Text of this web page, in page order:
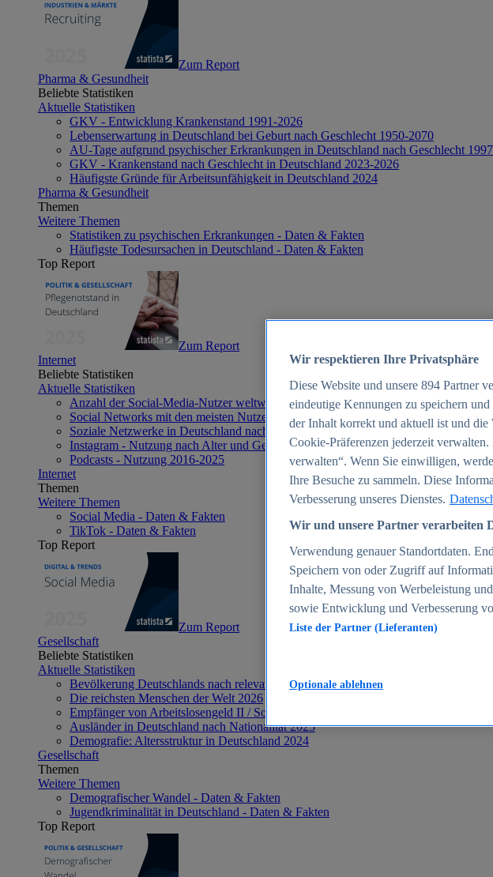
Zum Report
Pharma & Gesundheit
Beliebte Statistiken
Aktuelle Statistiken
GKV - Entwicklung Krankenstand 1991-2026
Lebenserwartung in Deutschland bei Geburt nach Geschlecht 1950-2070
AU-Tage aufgrund psychischer Erkrankungen in Deutschland nach Geschlecht
GKV - Krankenstand nach Geschlecht in Deutschland 2023-2026
Häufigste Gründe für Arbeitsunfähigkeit in Deutschland 2024
Pharma & Gesundheit
Themen
Weitere Themen
Statistiken zu psychischen Erkrankungen - Daten & Fakten
Häufigste Todesursachen in Deutschland - Daten & Fakten
Top Report
Zum Report
Internet
Beliebte Statistiken
Aktuelle Statistiken
Anzahl der Social-Media-Nutzer weltweit 2012-2025
Social Networks mit den meisten Nutzern weltweit 2025
Soziale Netzwerke in Deutschland nach Generationen 2025
Instagram - Nutzung nach Alter und Geschlecht in Deutschland 2025
Podcasts - Nutzung 2016-2025
Internet
Themen
Weitere Themen
Social Media - Daten & Fakten
TikTok - Daten & Fakten
Top Report
Zum Report
Gesellschaft
Beliebte Statistiken
Aktuelle Statistiken
Bevölkerung Deutschlands nach relevanten Altersgruppen 2024
Die reichsten Menschen der Welt 2026
Empfänger von Arbeitslosengeld II / Sozialgeld / Bürgergeld in Deutschland 2005-
Ausländer in Deutschland nach Nationalität 2025
Demografie: Altersstruktur in Deutschland 2024
Gesellschaft
Themen
Weitere Themen
Demografischer Wandel - Daten & Fakten
Jugendkriminalität in Deutschland - Daten & Fakten
Top Report
Wir respektieren Ihre Privatsphäre
Diese Website und unsere 894 Partner
eindeutige Kennungen zu speichern
der Inhalt korrekt und aktuell ist und
Cookie-Präferenzen jederzeit
verwalten“. Wenn Sie einwilligen,
Ihre Besuche zu sammeln. Diese
Verbesserung unseres Dienstes.
Wir und unsere Partner verarbeiten
Verwendung genauer Standortdaten.
Speichern von oder Zugriff auf
Inhalte, Messung von Werbeleistung
sowie Entwicklung und Verbesserung
Liste der Partner (Lieferanten)
Optionale ablehnen